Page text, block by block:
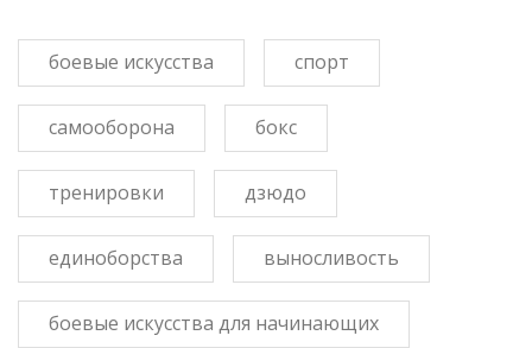
боевые искусства спорт
самооборона бокс
тренировки дзюдо
единоборства выносливость
боевые искусства для начинающих